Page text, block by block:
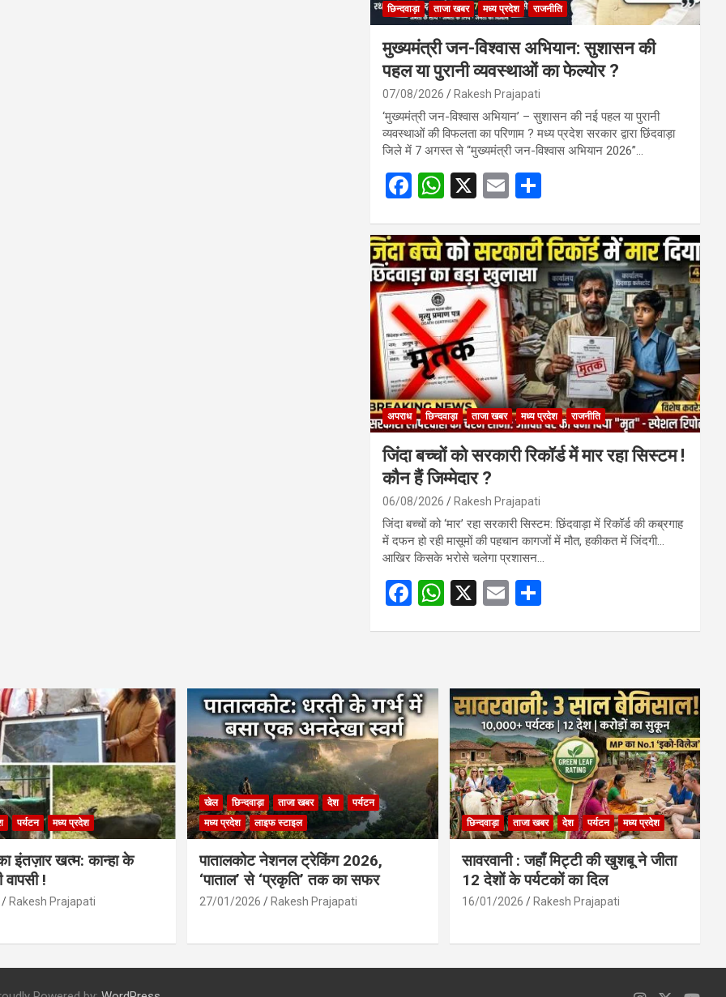
छिन्दवाड़ा ताजा खबर मध्य प्रदेश राजनीति
मुख्यमंत्री जन-विश्वास अभियान: सुशासन की
पहल या पुरानी व्यवस्थाओं का फेल्योर ?
07/08/2026 Rakesh Prajapati
‘मुख्यमंत्री जन-विश्वास अभियान’ – सुशासन की नई पहल या पुरानी
व्यवस्थाओं की विफलता का परिणाम ? मध्य प्रदेश सरकार द्वारा छिंदवाड़ा
जिले में 7 अगस्त से “मुख्यमंत्री जन-विश्वास अभियान 2026”…
F
ce
b
o
o
k
W
at
s
A
p
p
X
E
ail ar
e
अपराध छिन्दवाड़ा ताजा खबर मध्य प्रदेश राजनीति
जिंदा बच्चों को सरकारी रिकॉर्ड में मार रहा सिस्टम !
कौन हैं जिम्मेदार ?
06/08/2026 Rakesh Prajapati
जिंदा बच्चों को ‘मार’ रहा सरकारी सिस्टम: छिंदवाड़ा में रिकॉर्ड की कब्रगाह
में दफन हो रही मासूमों की पहचान कागजों में मौत, हकीकत में जिंदगी…
आखिर किसके भरोसे चलेगा प्रशासन…
F
o
o
k
W
A
p
p
X
E
पर्यटन मध्य प्रदेश
इंतज़ार खत्म: कान्हा के
वापसी !
Rakesh Prajapati
खेल छिन्दवाड़ा ताजा खबर देश
पर्यटन
मध्य प्रदेश
लाइफ स्टाइल
पातालकोट नेशनल ट्रेकिंग 2026,
‘पाताल’ से ‘प्रकृति’ तक का सफर
27/01/2026 Rakesh Prajapati
छिन्दवाड़ा ताजा खबर देश पर्यटन मध्य प्रदेश
सावरवानी : जहाँ मिट्टी की खुशबू ने जीता
12 देशों के पर्यटकों का दिल
16/01/2026 Rakesh Prajapati